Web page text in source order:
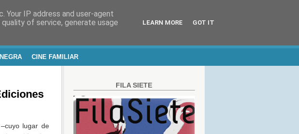
CINE FAMILIAR
lugar de
FILA SIETE
IP address and user-agent
of service, generate usage
LEARN MORE GOT IT